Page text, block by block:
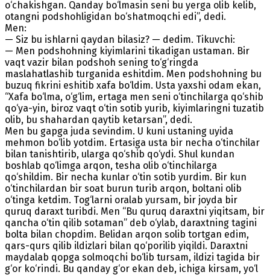
o‘chakishgan. Qanday bo‘lmasin seni bu yerga olib kelib,
otangni podshohligidan bo‘shatmoqchi edi”, dedi.
Men:
— Siz bu ishlarni qaydan bilasiz? — dedim. Tikuvchi:
— Men podshohning kiyimlarini tikadigan ustaman. Bir
vaqt vazir bilan podshoh sening to‘g‘ringda
maslahatlashib turganida eshitdim. Men podshohning bu
buzuq fikrini eshitib xafa bo‘ldim. Usta yaxshi odam ekan,
“Xafa bo‘lma, o‘g‘lim, ertaga men seni o‘tinchilarga qo‘shib
qo‘ya-yin, biroz vaqt o‘tin sotib yurib, kiyimlaringni tuzatib
olib, bu shahardan qaytib ketarsan”, dedi.
Men bu gapga juda sevindim. U kuni ustaning uyida
mehmon bo‘lib yotdim. Ertasiga usta bir necha o‘tinchilar
bilan tanishtirib, ularga qo‘shib qo‘ydi. Shul kundan
boshlab qo‘limga arqon, tesha olib o‘tinchilarga
qo‘shildim. Bir necha kunlar o‘tin sotib yurdim. Bir kun
o‘tinchilardan bir soat burun turib arqon, boltani olib
o‘tinga ketdim. Тog‘larni oralab yursam, bir joyda bir
quruq daraxt turibdi. Men “Bu quruq daraxtni yiqitsam, bir
qancha o‘tin qilib sotaman” deb o‘ylab, daraxtning tagini
bolta bilan chopdim. Belidan arqon solib tortgan edim,
qars-qurs qilib ildizlari bilan qo‘porilib yiqildi. Daraxtni
maydalab qopga solmoqchi bo‘lib tursam, ildizi tagida bir
g‘or ko‘rindi. Bu qanday g‘or ekan deb, ichiga kirsam, yo‘l